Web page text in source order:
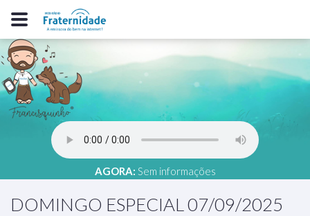
AGORA: Sem informações
DOMINGO ESPECIAL 07/09/2025